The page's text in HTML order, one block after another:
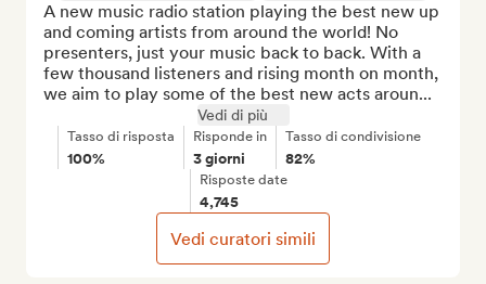
A new music radio station playing the best new up
and coming artists from around the world! No
presenters, just your music back to back. With a
few thousand listeners and rising month on month,
we aim to play some of the best new acts aroun...
Vedi di più
Tasso di risposta
100%
Risponde in
3 giorni
Tasso di condivisione
82%
Risposte date
4,745
Vedi curatori simili